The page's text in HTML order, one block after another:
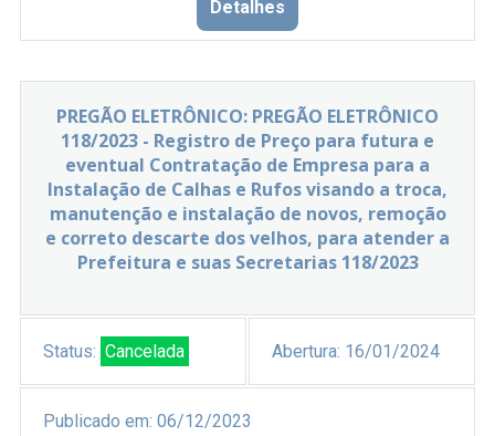
Detalhes
PREGÃO ELETRÔNICO: PREGÃO ELETRÔNICO
118/2023 - Registro de Preço para futura e
eventual Contratação de Empresa para a
Instalação de Calhas e Rufos visando a troca,
manutenção e instalação de novos, remoção
e correto descarte dos velhos, para atender a
Prefeitura e suas Secretarias 118/2023
Status: Cancelada Abertura: 16/01/2024
Publicado em: 06/12/2023